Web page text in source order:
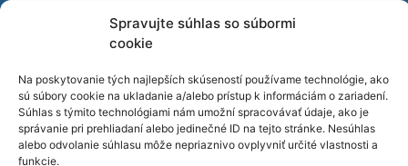
Spravujte súhlas so súbormi
cookie
Na poskytovanie tých najlepších skúseností používame technológie, ako
sú súbory cookie na ukladanie a/alebo prístup k informáciám o zariadení.
Súhlas s týmito technológiami nám umožní spracovávať údaje, ako je
správanie pri prehliadaní alebo jedinečné ID na tejto stránke. Nesúhlas
alebo odvolanie súhlasu môže nepriaznivo ovplyvniť určité vlastnosti a
funkcie.
Ochrana osobných údajov
Naše pracoviská
O nás
Kariéra
Blog